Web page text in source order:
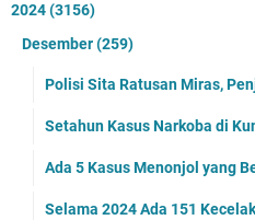
2024(3156)
Desember(259)
Polisi Sita Ratusan Miras,
Setahun Kasus Narkoba di
Ada 5 Kasus Menonjol yang
Selama 2024 Ada 151